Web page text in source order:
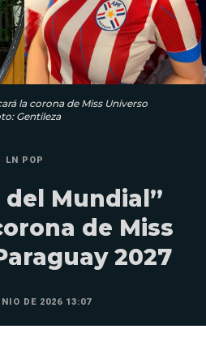
la corona de Miss Universo
Gentileza
LN POP
del Mundial”
de Miss
2027
DE 2026 13:07